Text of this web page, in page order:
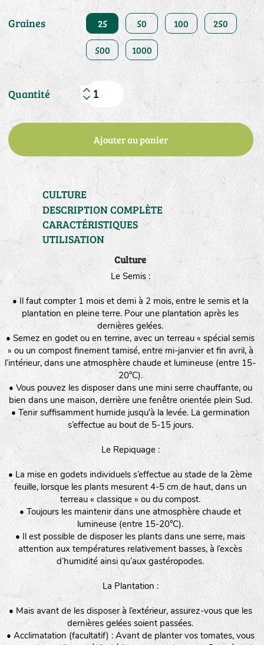
Graines 25 50 100 250
500 1000
Quantité
Ajouter au panier
CULTURE
DESCRIPTION COMPLÈTE
CARACTÉRISTIQUES
UTILISATION
Culture
Le Semis :
• Il faut compter 1 mois et demi à 2 mois, entre le semis et la
plantation en pleine terre. Pour une plantation après les
dernières gelées.
• Semez en godet ou en terrine, avec un terreau « spécial semis
» ou un compost finement tamisé, entre mi-janvier et fin avril, à
l’intérieur, dans une atmosphère chaude et lumineuse (entre 15-
20°C).
• Vous pouvez les disposer dans une mini serre chauffante, ou
bien dans une maison, derrière une fenêtre orientée plein Sud.
• Tenir suffisamment humide jusqu'à la levée. La germination
s’effectue au bout de 5-15 jours.
Le Repiquage :
• La mise en godets individuels s’effectue au stade de la 2ème
feuille, lorsque les plants mesurent 4-5 cm de haut, dans un
terreau « classique » ou du compost.
• Toujours les maintenir dans une atmosphère chaude et
lumineuse (entre 15-20°C).
• Il est possible de disposer les plants dans une serre, mais
attention aux températures relativement basses, à l’excès
d’humidité ainsi qu’aux gastéropodes.
La Plantation :
• Mais avant de les disposer à l’extérieur, assurez-vous que les
dernières gelées soient passées.
• Acclimatation (facultatif) : Avant de planter vos tomates, vous